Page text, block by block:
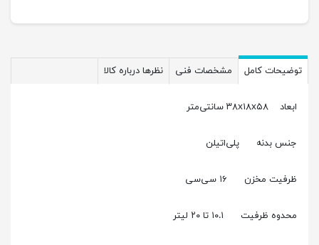
توضیحات کامل مشخصات فنی نظرها درباره کالا
ابعاد ۳۸x۱۸x۵۸ سانتی‌متر
جنس بدنه پلی‌اتیلن
ظرفیت مخزن ۱۶ سی‌سی
محدوه ظرفیت ۱۰.۱ تا ۲۰ لیتر